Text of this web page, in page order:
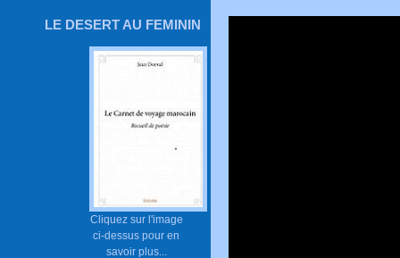
LE DESERT AU FEMININ
Cliquez sur l'image
ci-dessus pour en
savoir plus...